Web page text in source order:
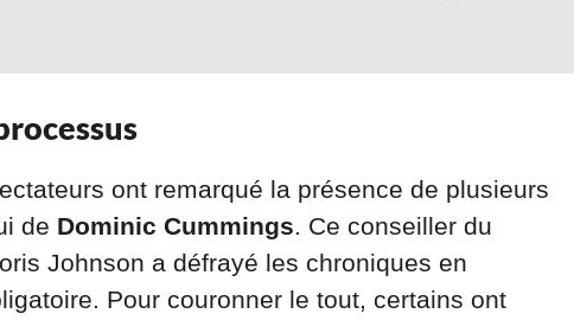
ont remarqué la présence de plusieurs
de Dominic Cummings. Ce conseiller du
Johnson a défrayé les chroniques en
Pour couronner le tout, certains ont